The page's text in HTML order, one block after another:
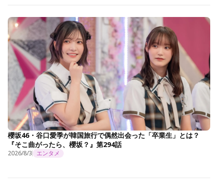
櫻坂46・谷口愛季が韓国旅行で偶然出会った「卒業生」とは？
『そこ曲がったら、櫻坂？』第294話
2026/8/3 エンタメ